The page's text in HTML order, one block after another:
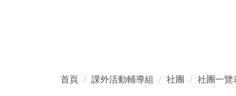
首頁 課外活動輔導組 社團 社團一覽